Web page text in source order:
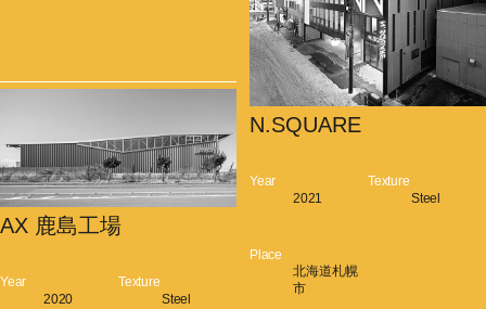
N.SQUARE
Year
2021
Texture
Steel
Place
北海道札幌
市
AX 鹿島工場
Year
2020
Texture
Steel